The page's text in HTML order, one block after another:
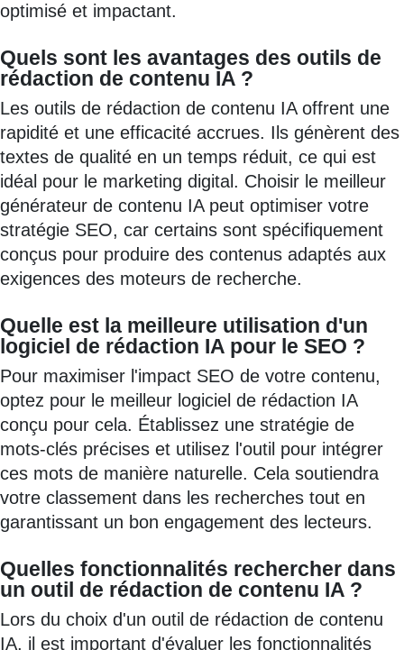
optimisé et impactant.
Quels sont les avantages des outils de
rédaction de contenu IA ?
Les outils de rédaction de contenu IA offrent une
rapidité et une efficacité accrues. Ils génèrent des
textes de qualité en un temps réduit, ce qui est
idéal pour le marketing digital. Choisir le meilleur
générateur de contenu IA peut optimiser votre
stratégie SEO, car certains sont spécifiquement
conçus pour produire des contenus adaptés aux
exigences des moteurs de recherche.
Quelle est la meilleure utilisation d'un
logiciel de rédaction IA pour le SEO ?
Pour maximiser l'impact SEO de votre contenu,
optez pour le meilleur logiciel de rédaction IA
conçu pour cela. Établissez une stratégie de
mots-clés précises et utilisez l'outil pour intégrer
ces mots de manière naturelle. Cela soutiendra
votre classement dans les recherches tout en
garantissant un bon engagement des lecteurs.
Quelles fonctionnalités rechercher dans
un outil de rédaction de contenu IA ?
Lors du choix d'un outil de rédaction de contenu
IA, il est important d'évaluer les fonctionnalités